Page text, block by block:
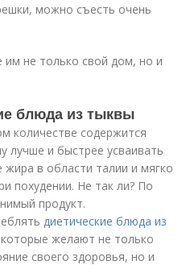
можно съесть очень
не только свой дом, но и
блюда из тыквы
количестве содержится
лучше и быстрее усваивать
в области талии и мягко
похудении. Не так ли? По
продукт.
диетические блюда из
желают не только
своего здоровья, но и